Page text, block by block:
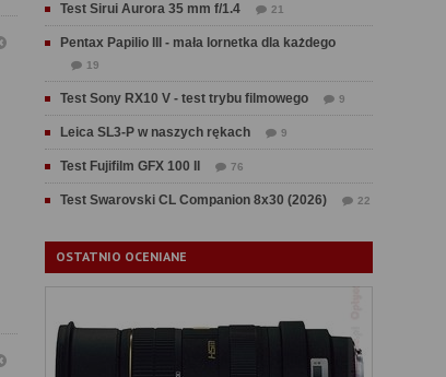
Test Sirui Aurora 35 mm f/1.4 21
Pentax Papilio III - mała lornetka dla każdego
19
Test Sony RX10 V - test trybu filmowego 9
Leica SL3-P w naszych rękach 9
Test Fujifilm GFX 100 II 76
Test Swarovski CL Companion 8x30 (2026) 22
OSTATNIO OCENIANE